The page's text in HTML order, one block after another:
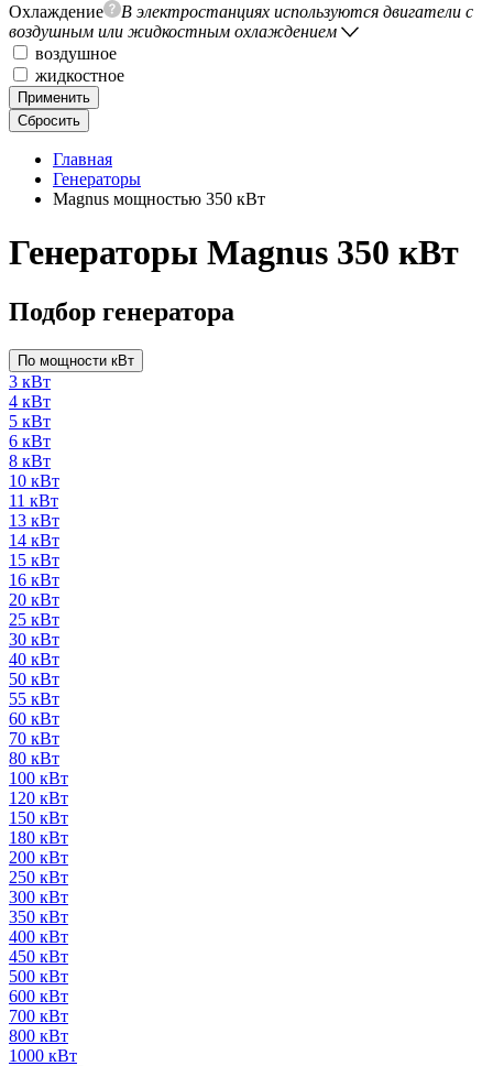
Охлаждение
В электростанциях используются двигатели с
воздушным или жидкостным охлаждением
воздушное
жидкостное
Применить
Сбросить
Главная
Генераторы
Magnus мощностью 350 кВт
Генераторы Magnus 350 кВт
Подбор генератора
По мощности кВт
3 кВт
4 кВт
5 кВт
6 кВт
8 кВт
10 кВт
11 кВт
13 кВт
14 кВт
15 кВт
16 кВт
20 кВт
25 кВт
30 кВт
40 кВт
50 кВт
55 кВт
60 кВт
70 кВт
80 кВт
100 кВт
120 кВт
150 кВт
180 кВт
200 кВт
250 кВт
300 кВт
350 кВт
400 кВт
450 кВт
500 кВт
600 кВт
700 кВт
800 кВт
1000 кВт